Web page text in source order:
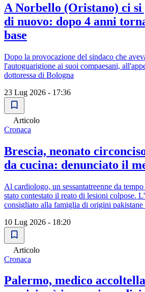
A Norbello (Oristano) ci si
di nuovo: dopo 4 anni
base
Dopo la provocazione del sindaco che
l'autoguarigione ai suoi compaesani,
dottoressa di Bologna
23 Lug 2026 - 17:36
Articolo
Cronaca
Brescia, neonato
da cucina: denunciato il
Al cardiologo, un sessantatreenne da
stato contestato il reato di lesioni colpose.
consigliato alla famiglia di origini pakistane
10 Lug 2026 - 18:20
Articolo
Cronaca
Palermo, medico